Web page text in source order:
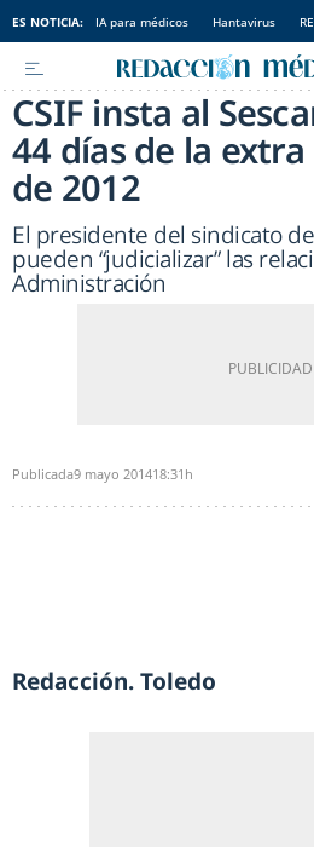
ES NOTICIA: IA para médicos Hantavirus
CSIF insta al
44 días de la
de 2012
El presidente del sindicato
pueden “judicializar” las
Administración
Publicada9 mayo 201418:31h
Redacción. Toledo